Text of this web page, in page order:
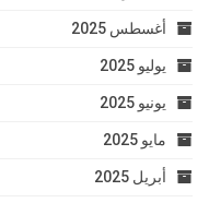
أغسطس 2025
يوليو 2025
يونيو 2025
مايو 2025
أبريل 2025